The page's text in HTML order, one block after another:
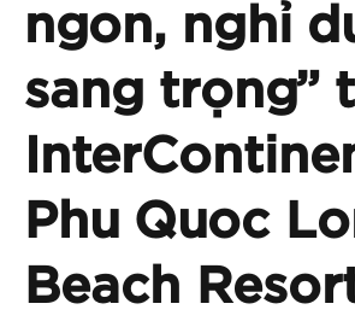
ngon, nghỉ
sang trọng”
Phu Quoc
Beach